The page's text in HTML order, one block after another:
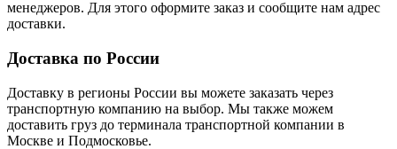
менеджеров. Для этого оформите заказ и сообщите нам адрес
доставки.
Доставка по России
Доставку в регионы России вы можете заказать через
транспортную компанию на выбор. Мы также можем
доставить груз до терминала транспортной компании в
Москве и Подмосковье.